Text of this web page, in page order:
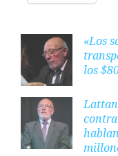
«Los
los